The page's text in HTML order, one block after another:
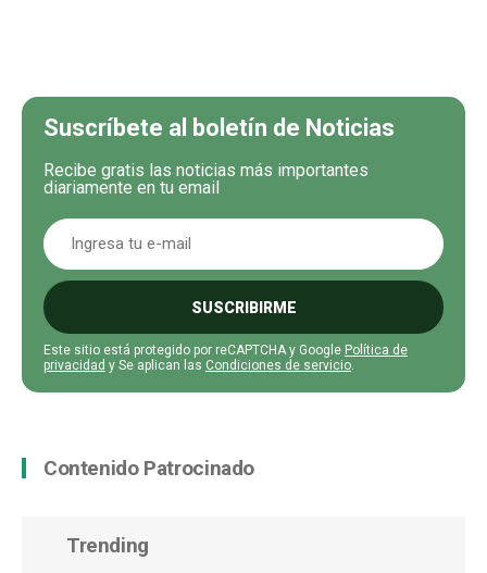
Suscríbete al boletín de Noticias
Recibe gratis las noticias más importantes
diariamente en tu email
SUSCRIBIRME
Este sitio está protegido por reCAPTCHA y Google Política de
privacidad y Se aplican las Condiciones de servicio.
Contenido Patrocinado
Trending